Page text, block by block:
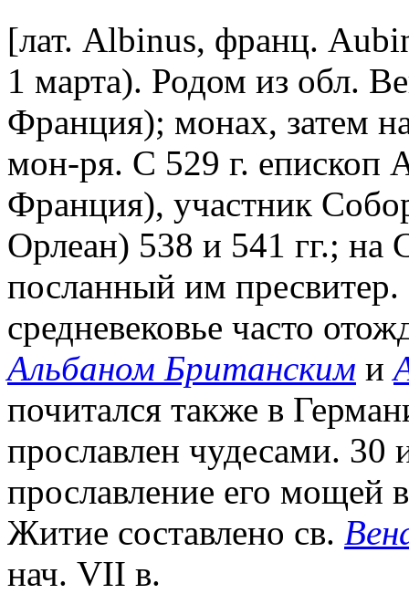
[лат. Albinus, франц.
1 марта). Родом из обл.
Франция); монах, затем
мон-ря. С 529 г. епископ
Франция), участник
Орлеан) 538 и 541 гг.; на
посланный им пресвитер.
средневековье часто
Альбаном Британским и
почитался также в
прославлен чудесами. 30
прославление его мощей
Житие составлено св.
нач. VII в.